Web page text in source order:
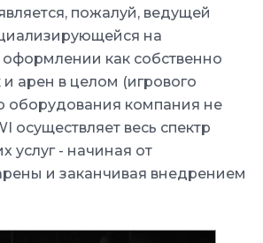
пожалуй, ведущей
на
оформлении как собственно
и арен в целом (игрового
оборудования компания не
осуществляет весь спектр
услуг - начиная от
и заканчивая внедрением